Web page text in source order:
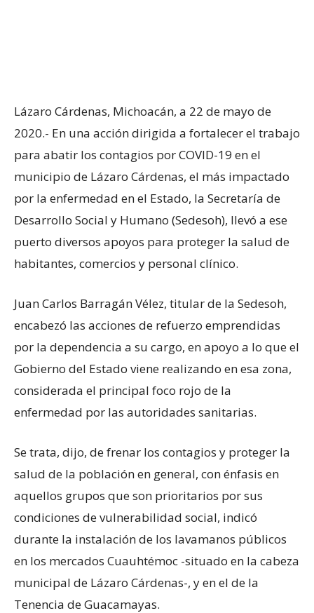
Lázaro Cárdenas, Michoacán, a 22 de mayo de
2020.- En una acción dirigida a fortalecer el trabajo
para abatir los contagios por COVID-19 en el
municipio de Lázaro Cárdenas, el más impactado
por la enfermedad en el Estado, la Secretaría de
Desarrollo Social y Humano (Sedesoh), llevó a ese
puerto diversos apoyos para proteger la salud de
habitantes, comercios y personal clínico.
Juan Carlos Barragán Vélez, titular de la Sedesoh,
encabezó las acciones de refuerzo emprendidas
por la dependencia a su cargo, en apoyo a lo que el
Gobierno del Estado viene realizando en esa zona,
considerada el principal foco rojo de la
enfermedad por las autoridades sanitarias.
Se trata, dijo, de frenar los contagios y proteger la
salud de la población en general, con énfasis en
aquellos grupos que son prioritarios por sus
condiciones de vulnerabilidad social, indicó
durante la instalación de los lavamanos públicos
en los mercados Cuauhtémoc -situado en la cabeza
municipal de Lázaro Cárdenas-, y en el de la
Tenencia de Guacamayas.